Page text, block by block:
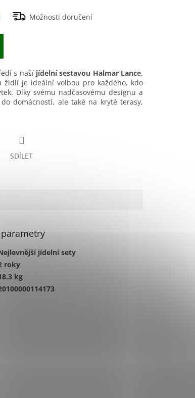
Možnosti doručení
s naší jídelní sestavou Halmar Lance.
židlí je ideální volbou pro každého, kdo
Díky svému nadčasovému designu a
domácností, ale také na kryté terasy,
SDÍLET
jídelní sety
roky
kg